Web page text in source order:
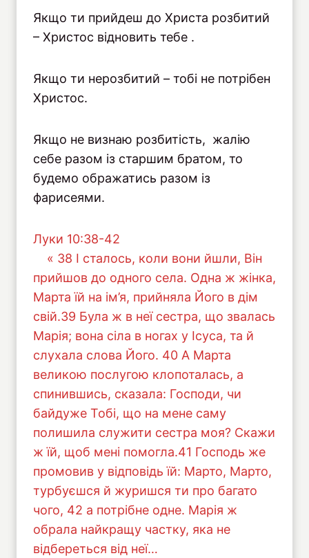
Якщо ти прийдеш до Христа розбитий
– Христос відновить тебе .
Якщо ти нерозбитий – тобі не потрібен
Христос.
Якщо не визнаю розбитість, жалію
себе разом із старшим братом, то
будемо ображатись разом із
фарисеями.
Луки 10:38-42
« 38 І сталось, коли вони йшли, Він
прийшов до одного села. Одна ж жінка,
Марта їй на ім’я, прийняла Його в дім
свій.39 Була ж в неї сестра, що звалась
Марія; вона сіла в ногах у Ісуса, та й
слухала слова Його. 40 А Марта
великою послугою клопоталась, а
спинившись, сказала: Господи, чи
байдуже Тобі, що на мене саму
полишила служити сестра моя? Скажи
ж їй, щоб мені помогла.41 Господь же
промовив у відповідь їй: Марто, Марто,
турбуєшся й журишся ти про багато
чого, 42 а потрібне одне. Марія ж
обрала найкращу частку, яка не
відбереться від неї…